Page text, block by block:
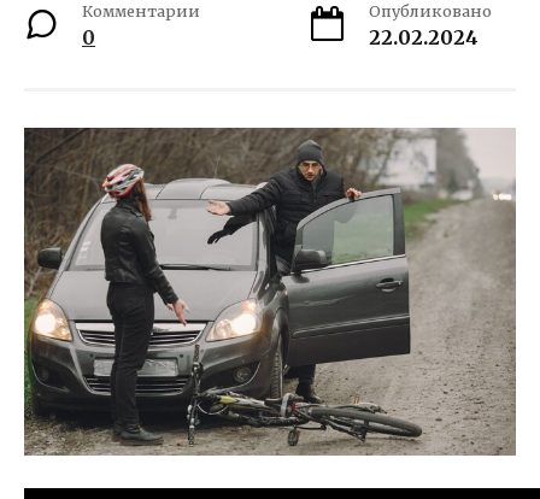
Комментарии
0
Опубликовано
22.02.2024